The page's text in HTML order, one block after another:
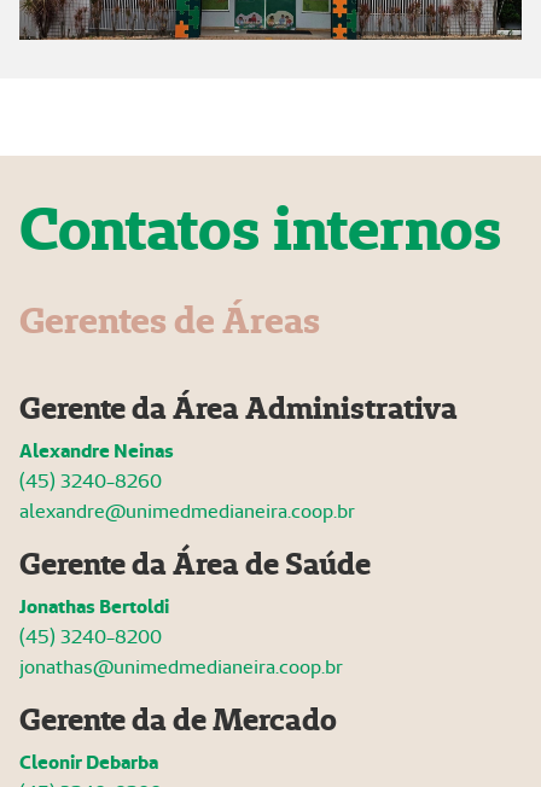
Contatos internos
Gerentes de Áreas
Gerente da Área Administrativa
Alexandre Neinas
(45) 3240-8260
alexandre@unimedmedianeira.coop.br
Gerente da Área de Saúde
Jonathas Bertoldi
(45) 3240-8200
jonathas@unimedmedianeira.coop.br
Gerente da de Mercado
Cleonir Debarba